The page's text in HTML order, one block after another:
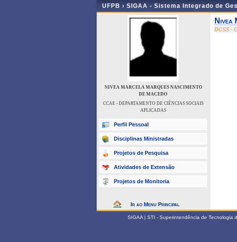
UFPB › SIGAA - Sistema Integrado de
NIVEA MARCELA MARQUES NASCIMENTO
DE MACEDO
CCAE - DEPARTAMENTO DE CIÊNCIAS SOCIAIS
APLICADAS
Perfil Pessoal
Disciplinas Ministradas
Projetos de Pesquisa
Atividades de Extensão
Projetos de Monitoria
Ir ao Menu Principal
Nivea
DCSS -
SIGAA | STI - Superintendência de Tecnologia